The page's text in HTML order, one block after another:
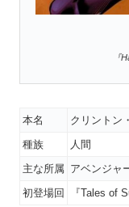
『
本名
クリントン
種族
人間
主な所属 アベンジャ
初登場回
『Tales of